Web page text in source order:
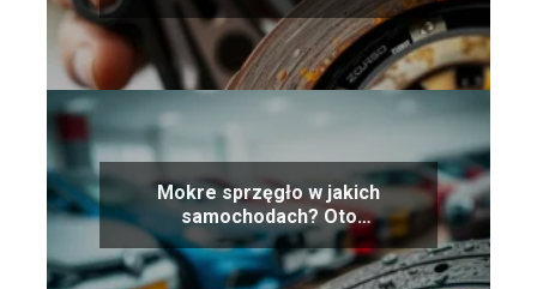
Mokre sprzęgło w jakich
samochodach? Oto
najpopularniejsze modele